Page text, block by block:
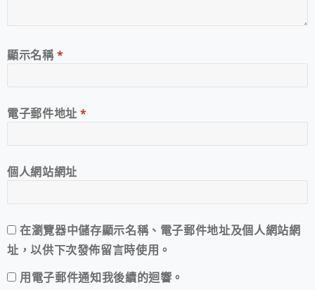
顯示名稱*
電子郵件地址*
個人網站網址
在瀏覽器中儲存顯示名稱、電子郵件地址及個人網站網
址，以供下次發佈留言時使用。
用電子郵件通知我後續的迴響。